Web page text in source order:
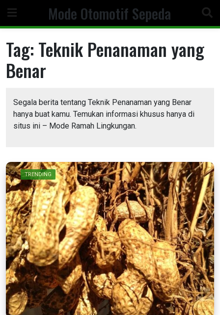
content
Mode Otomotif Sepeda
Tag: Teknik Penanaman yang
Benar
Segala berita tentang Teknik Penanaman yang Benar
hanya buat kamu. Temukan informasi khusus hanya di
situs ini – Mode Ramah Lingkungan.
TRENDING